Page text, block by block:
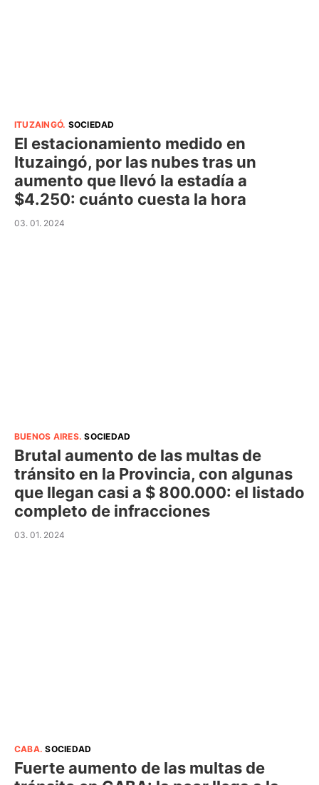
ITUZAINGÓ. SOCIEDAD
El estacionamiento medido en
Ituzaingó, por las nubes tras un
aumento que llevó la estadía a
$4.250: cuánto cuesta la hora
03. 01. 2024
BUENOS AIRES.SOCIEDAD
Brutal aumento de las multas de
tránsito en la Provincia, con algunas
que llegan casi a $ 800.000: el listado
completo de infracciones
03. 01. 2024
CABA.SOCIEDAD
Fuerte aumento de las multas de